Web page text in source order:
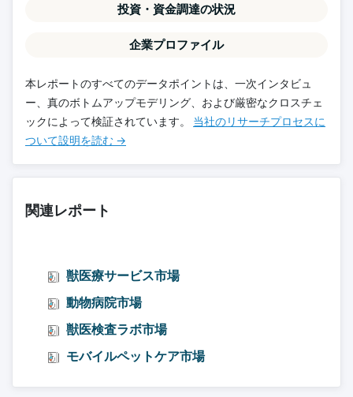
投資・資金調達の状況
企業プロファイル
本レポートのすべてのデータポイントは、一次インタビュ
ー、真のボトムアップモデリング、および厳密なクロスチェ
ックによって検証されています。 当社のリサーチプロセスに
ついて設明を読む →
関連レポート
獣医療サービス市場
動物病院市場
獣医検査ラボ市場
モバイルペットケア市場